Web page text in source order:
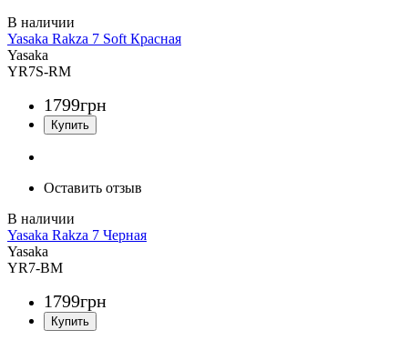
Yasaka Rakza 7 Soft Красная
Yasaka
YR7S-RM
1799грн
Оставить отзыв
Yasaka Rakza 7 Черная
Yasaka
YR7-BM
1799грн